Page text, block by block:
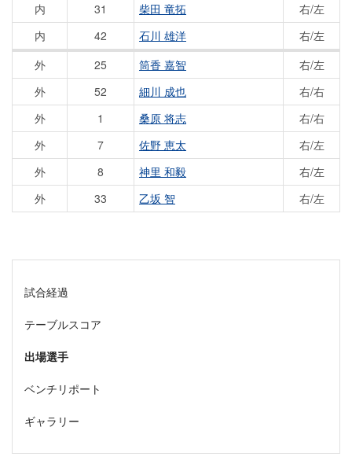
内
31 柴田 竜拓
右/左
内
42 石川 雄洋
右/左
外
25 筒香 嘉智
右/左
外
52 細川 成也
右/右
外
1 桑原 将志
右/右
外
7 佐野 恵太
右/左
外
8 神里 和毅
右/左
外
33 乙坂 智 右/左
試合経過
テーブルスコア
出場選手
ベンチリポート
ギャラリー